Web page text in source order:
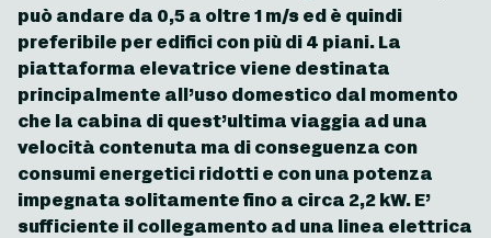
può andare da 0,5 a oltre 1 m/s ed è quindi
preferibile per edifici con più di 4 piani. La
piattaforma elevatrice viene destinata
principalmente all’uso domestico dal momento
che la cabina di quest’ultima viaggia ad una
velocità contenuta ma di conseguenza con
consumi energetici ridotti e con una potenza
impegnata solitamente fino a circa 2,2 kW. E’
sufficiente il collegamento ad una linea elettrica